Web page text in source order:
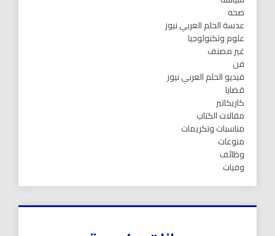
صحه
عدسة الحلم العربي نيوز
علوم وتكنولوجيا
غير مصنف
فن
فيديو الحلم العربي نيوز
قضايا
كاريكاتير
مقالات الكتاب
مناسبات وتكريمات
منوعات
وظائف
وفيات